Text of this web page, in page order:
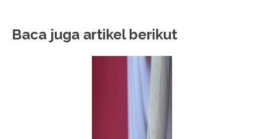
Baca juga artikel berikut